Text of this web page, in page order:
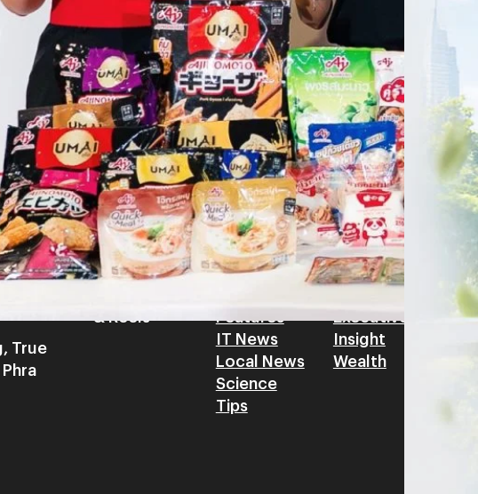
เนื่องในโอ
เปลี่ยนมุมม
ประยุกต์ใช้
ประเทศไท
ทั้งในมิติขอ
เศรษฐกิจ
โดย ศาสต
วิทยาศาสต
สามารถนำ
วรรธน์ นิล
รัตนาภรณ์ ศ
Read More
True
Watch
& Reels
Tech
Features
IT News
Local News
Science
Tips
Biz
Corporate
Executive
Insight
Wealth